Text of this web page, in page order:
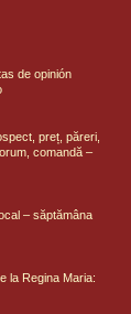
de opinión
preț, păreri,
comandă –
– săptămâna
la Regina Maria: